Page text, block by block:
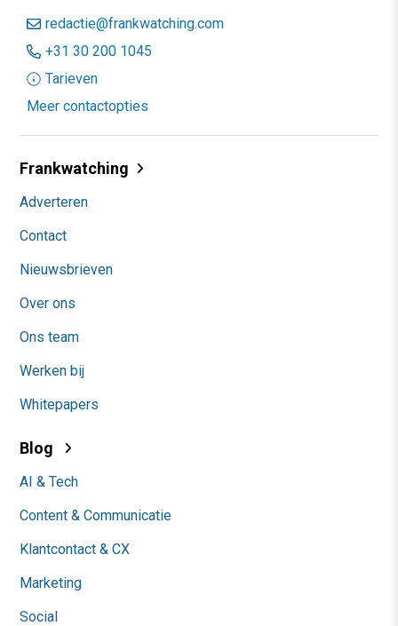
redactie@frankwatching.com
+31 30 200 1045
Tarieven
Meer contactopties
Frankwatching
Adverteren
Contact
Nieuwsbrieven
Over ons
Ons team
Werken bij
Whitepapers
Blog
AI & Tech
Content & Communicatie
Klantcontact & CX
Marketing
Social